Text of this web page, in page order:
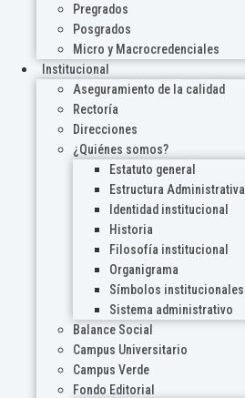
Pregrados
Posgrados
Micro y Macrocredenciales
Institucional
Aseguramiento de la calidad
Rectoría
Direcciones
¿Quiénes somos?
Estatuto general
Estructura Administrativa
Identidad institucional
Historia
Filosofía institucional
Organigrama
Símbolos institucionales
Sistema administrativo
Balance Social
Campus Universitario
Campus Verde
Fondo Editorial